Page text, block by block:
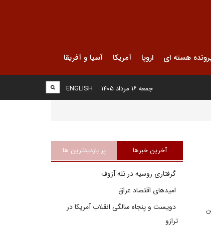
هسته ای اروپا آمریکا آسیا و آفریقا
ENGLISH جمعه ۱۶ مرداد ۱۴۰۵
آخرین خبرها پر بازدیدترین ها
گرفتاری روسیه در تله آزوف
امیدهای اقتصاد عراق
دویست و پنجاه سالگی انقلاب آمریکا در
ترازو